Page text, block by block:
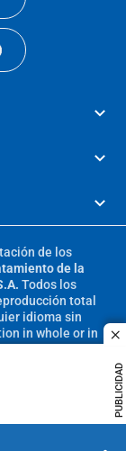
PUBLICIDAD
de los
de la
Todos los
total
idioma sin
in whole or in